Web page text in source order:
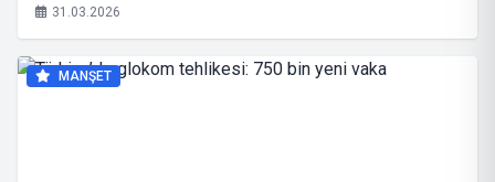
31.03.2026
MANŞET